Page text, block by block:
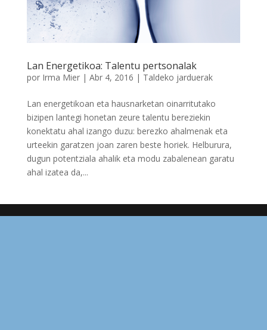
Lan Energetikoa: Talentu pertsonalak
por Irma Mier| Abr 4, 2016 | Taldeko jarduerak
Lan energetikoan eta hausnarketan oinarritutako
bizipen lantegi honetan zeure talentu bereziekin
konektatu ahal izango duzu: berezko ahalmenak eta
urteekin garatzen joan zaren beste horiek. Helburura,
dugun potentziala ahalik eta modu zabalenean garatu
ahal izatea da,...